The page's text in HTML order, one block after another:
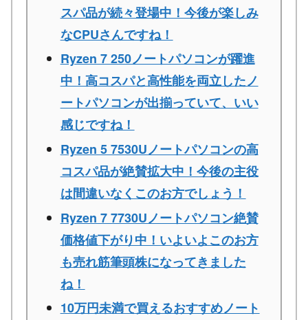
スパ品が続々登場中！今後が楽しみ
なCPUさんですね！
Ryzen 7 250ノートパソコンが躍進
中！高コスパと高性能を両立したノ
ートパソコンが出揃っていて、いい
感じですね！
Ryzen 5 7530Uノートパソコンの高
コスパ品が絶賛拡大中！今後の主役
は間違いなくこのお方でしょう！
Ryzen 7 7730Uノートパソコン絶賛
価格値下がり中！いよいよこのお方
も売れ筋筆頭株になってきました
ね！
10万円未満で買えるおすすめノート